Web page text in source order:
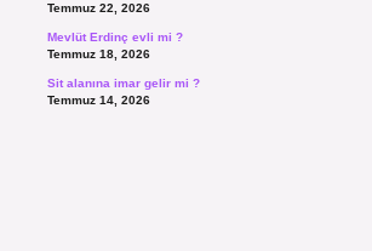
Temmuz 22, 2026
Mevlüt Erdinç evli mi ?
Temmuz 18, 2026
Sit alanına imar gelir mi ?
Temmuz 14, 2026